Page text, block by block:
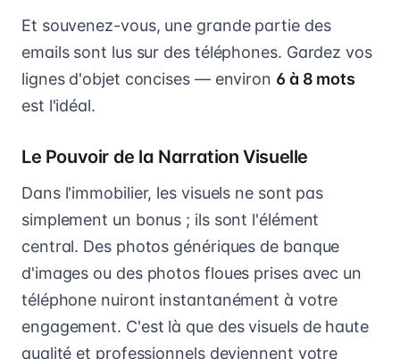
Et souvenez-vous, une grande partie des
emails sont lus sur des téléphones. Gardez vos
lignes d'objet concises — environ 6 à 8 mots
est l'idéal.
Le Pouvoir de la Narration Visuelle
Dans l'immobilier, les visuels ne sont pas
simplement un bonus ; ils sont l'élément
central. Des photos génériques de banque
d'images ou des photos floues prises avec un
téléphone nuiront instantanément à votre
engagement. C'est là que des visuels de haute
qualité et professionnels deviennent votre